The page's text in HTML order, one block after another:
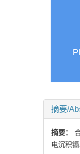
摘要/
摘要：
电沉积